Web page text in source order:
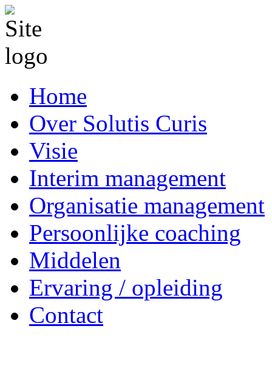
Home
Over Solutis Curis
Visie
Interim management
Organisatie management
Persoonlijke coaching
Middelen
Ervaring / opleiding
Contact